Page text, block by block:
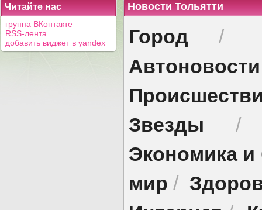
Читайте нас
группа ВКонтакте
RSS-лента
добавить виджет в yandex
Новости Тольятти
Город /
Автоновости
Звезды
Экономика и
мир /